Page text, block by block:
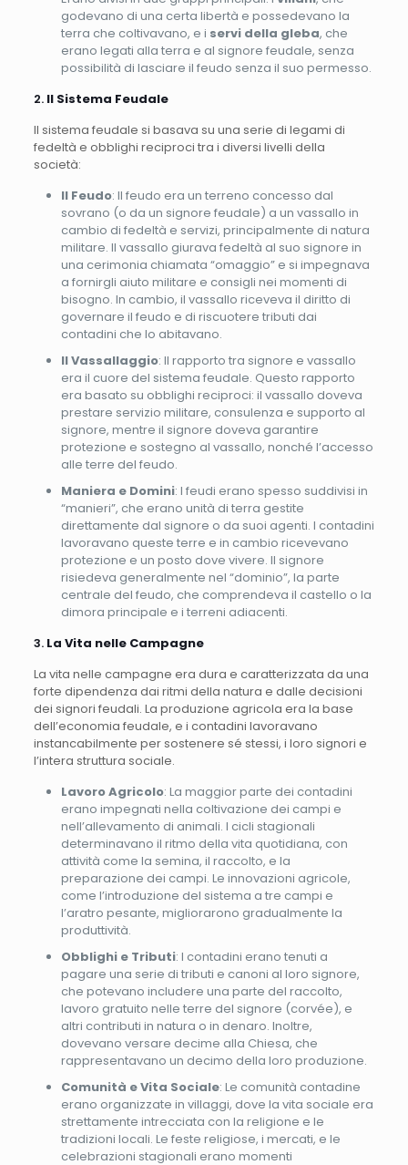
godevano di una certa libertà e possedevano la
terra che coltivavano, e i servi della gleba, che
erano legati alla terra e al signore feudale, senza
possibilità di lasciare il feudo senza il suo permesso.
2. Il Sistema Feudale
Il sistema feudale si basava su una serie di legami di
fedeltà e obblighi reciproci tra i diversi livelli della
società:
Il Feudo: Il feudo era un terreno concesso dal
sovrano (o da un signore feudale) a un vassallo in
cambio di fedeltà e servizi, principalmente di natura
militare. Il vassallo giurava fedeltà al suo signore in
una cerimonia chiamata “omaggio” e si impegnava
a fornirgli aiuto militare e consigli nei momenti di
bisogno. In cambio, il vassallo riceveva il diritto di
governare il feudo e di riscuotere tributi dai
contadini che lo abitavano.
Il Vassallaggio: Il rapporto tra signore e vassallo
era il cuore del sistema feudale. Questo rapporto
era basato su obblighi reciproci: il vassallo doveva
prestare servizio militare, consulenza e supporto al
signore, mentre il signore doveva garantire
protezione e sostegno al vassallo, nonché l’accesso
alle terre del feudo.
Maniera e Domini: I feudi erano spesso suddivisi in
“manieri”, che erano unità di terra gestite
direttamente dal signore o da suoi agenti. I contadini
lavoravano queste terre e in cambio ricevevano
protezione e un posto dove vivere. Il signore
risiedeva generalmente nel “dominio”, la parte
centrale del feudo, che comprendeva il castello o la
dimora principale e i terreni adiacenti.
3. La Vita nelle Campagne
La vita nelle campagne era dura e caratterizzata da una
forte dipendenza dai ritmi della natura e dalle decisioni
dei signori feudali. La produzione agricola era la base
dell’economia feudale, e i contadini lavoravano
instancabilmente per sostenere sé stessi, i loro signori e
l’intera struttura sociale.
Lavoro Agricolo: La maggior parte dei contadini
erano impegnati nella coltivazione dei campi e
nell’allevamento di animali. I cicli stagionali
determinavano il ritmo della vita quotidiana, con
attività come la semina, il raccolto, e la
preparazione dei campi. Le innovazioni agricole,
come l’introduzione del sistema a tre campi e
l’aratro pesante, migliorarono gradualmente la
produttività.
Obblighi e Tributi: I contadini erano tenuti a
pagare una serie di tributi e canoni al loro signore,
che potevano includere una parte del raccolto,
lavoro gratuito nelle terre del signore (corvée), e
altri contributi in natura o in denaro. Inoltre,
dovevano versare decime alla Chiesa, che
rappresentavano un decimo della loro produzione.
Comunità e Vita Sociale: Le comunità contadine
erano organizzate in villaggi, dove la vita sociale era
strettamente intrecciata con la religione e le
tradizioni locali. Le feste religiose, i mercati, e le
celebrazioni stagionali erano momenti